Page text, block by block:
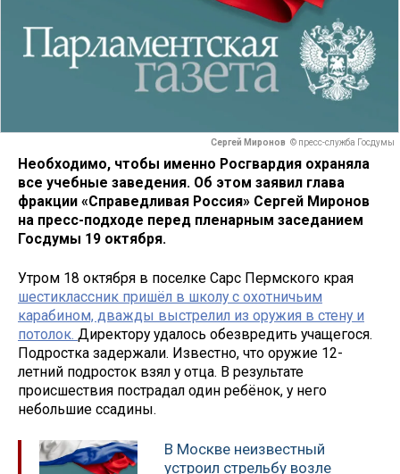
Сергей Миронов © пресс-служба Госдумы
Необходимо, чтобы именно Росгвардия охраняла
все учебные заведения. Об этом заявил глава
фракции «Справедливая Россия» Сергей Миронов
на пресс-подходе перед пленарным заседанием
Госдумы 19 октября.
Утром 18 октября в поселке Сарс Пермского края
шестиклассник пришёл в школу с охотничьим
карабином, дважды выстрелил из оружия в стену и
потолок. Директору удалось обезвредить учащегося.
Подростка задержали. Известно, что оружие 12-
летний подросток взял у отца. В результате
происшествия пострадал один ребёнок, у него
небольшие ссадины.
В Москве неизвестный
устроил стрельбу возле